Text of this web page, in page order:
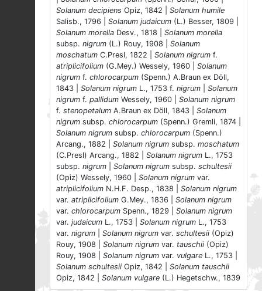
Solanum decipiens Opiz, 1842 | Solanum humile
Salisb., 1796 | Solanum judaicum (L.) Besser, 1809 |
Solanum morella Desv., 1818 | Solanum morella
subsp. nigrum (L.) Rouy, 1908 | Solanum
moschatum C.Presl, 1822 | Solanum nigrum f.
atriplicifolium (G.Mey.) Wessely, 1960 | Solanum
nigrum f. chlorocarpum (Spenn.) A.Braun ex Döll,
1843 | Solanum nigrum L., 1753 f. nigrum
Solanum
nigrum f. pallidum Wessely, 1960 | Solanum nigrum
f. stenopetalum A.Braun ex Döll, 1843 | Solanum
nigrum subsp. chlorocarpum (Spenn.) Gremli, 1874 |
Solanum nigrum subsp. chlorocarpum (Spenn.)
Arcang., 1882 | Solanum nigrum subsp. moschatum
(C.Presl) Arcang., 1882 | Solanum nigrum L., 1753
subsp. nigrum Solanum nigrum subsp. schultesii
(Opiz) Wessely, 1960 | Solanum nigrum var.
atriplicifolium N.H.F. Desp., 1838 | Solanum nigrum
var. atriplicifolium G.Mey., 1836 | Solanum nigrum
var. chlorocarpum Spenn., 1829 | Solanum nigrum
var. judaicum L., 1753 | Solanum nigrum L., 1753
var. nigrum Solanum nigrum var. schultesii (Opiz)
Rouy, 1908 | Solanum nigrum var. tauschii (Opiz)
Rouy, 1908 | Solanum nigrum var. vulgare L., 1753 |
Solanum schultesii Opiz, 1842 | Solanum tauschii
Opiz, 1842 | Solanum vulgare (L.) Hegetschw., 1839